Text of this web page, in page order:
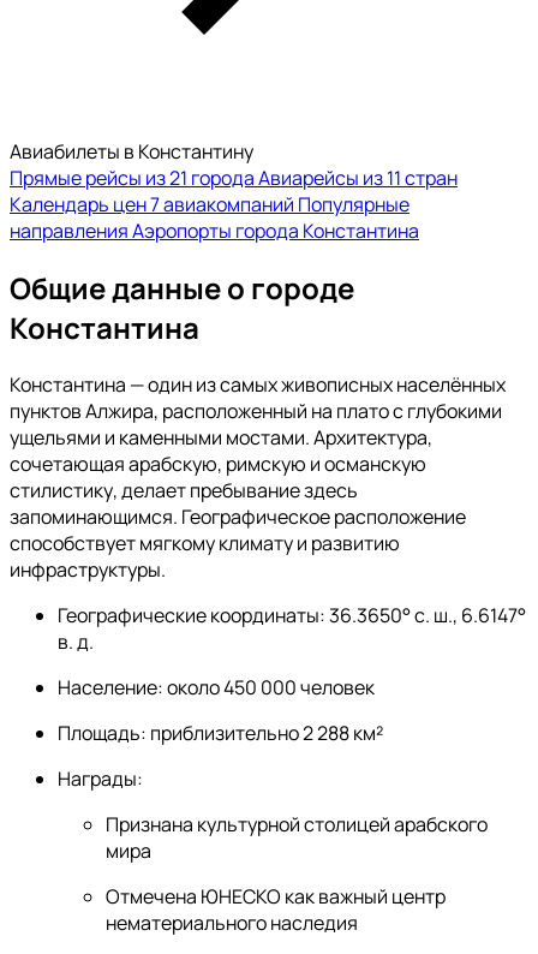
Авиабилеты в Константину
Прямые рейсы из 21 городаАвиарейсы из 11 стран
Календарь цен7 авиакомпаний Популярные
направленияАэропорты города Константина
Общие данные о городе
Константина
Константина — один из самых живописных населённых
пунктов Алжира, расположенный на плато с глубокими
ущельями и каменными мостами. Архитектура,
сочетающая арабскую, римскую и османскую
стилистику, делает пребывание здесь
запоминающимся. Географическое расположение
способствует мягкому климату и развитию
инфраструктуры.
Географические координаты: 36.3650° с. ш., 6.6147°
в. д.
Население: около 450 000 человек
Площадь: приблизительно 2 288 км²
Награды:
Признана культурной столицей арабского
мира
Отмечена ЮНЕСКО как важный центр
нематериального наследия